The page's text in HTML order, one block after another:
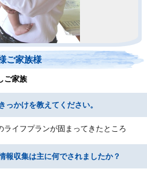
ご家族様
ご家族
かけを教えてください。
イフプランが固まってきたところ
報収集は主に何でされましたか？